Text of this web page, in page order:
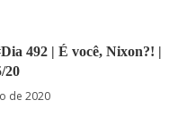
492 | É você, Nixon?! |
20
de 2020